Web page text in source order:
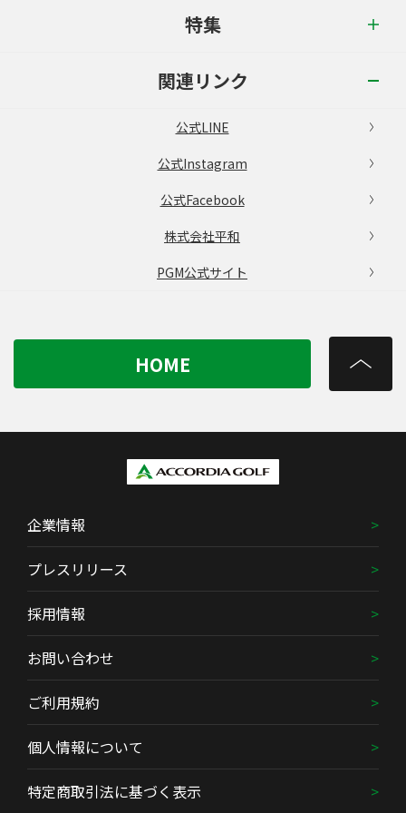
特集
関連リンク
公式LINE
公式Instagram
公式Facebook
株式会社平和
PGM公式サイト
HOME
企業情報
プレスリリース
採用情報
お問い合わせ
ご利用規約
個人情報について
特定商取引法に基づく表示